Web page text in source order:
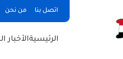
اتصل بنا من نحن
الرئيسيةالأخبار